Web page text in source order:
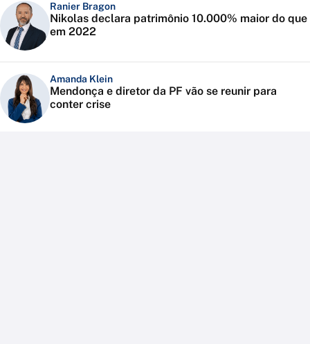
Ranier Bragon
Nikolas declara patrimônio 10.000% maior do que
em 2022
Amanda Klein
Mendonça e diretor da PF vão se reunir para
conter crise